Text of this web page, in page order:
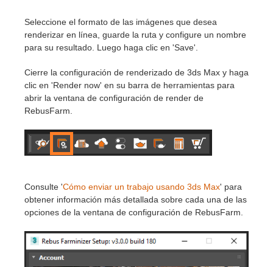
Seleccione el formato de las imágenes que desea
renderizar en línea, guarde la ruta y configure un nombre
para su resultado. Luego haga clic en 'Save'.
Cierre la configuración de renderizado de 3ds Max y haga
clic en 'Render now' en su barra de herramientas para
abrir la ventana de configuración de render de
RebusFarm.
Consulte 'Cómo enviar un trabajo usando 3ds Max' para
obtener información más detallada sobre cada una de las
opciones de la ventana de configuración de RebusFarm.